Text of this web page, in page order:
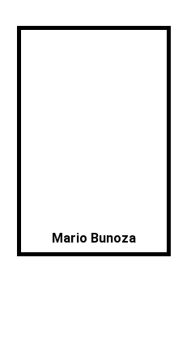
Mario Bunoza